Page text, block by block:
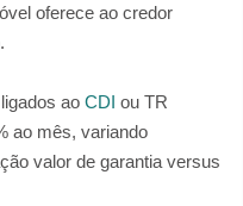
oferece ao credor
ao CDI ou TR
ao mês, variando
valor de garantia versus